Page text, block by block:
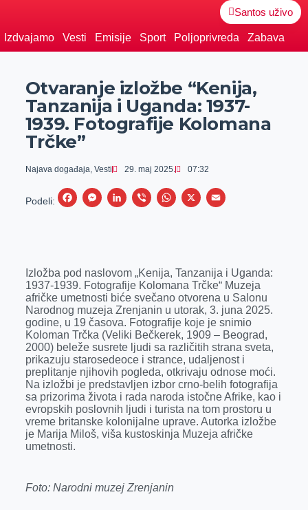
Santos uživo
Izdvajamo Vesti Emisije Sport Poljoprivreda Zabava
Otvaranje izložbe “Kenija,
Tanzanija i Uganda: 1937-
1939. Fotografije Kolomana
Trčke”
Najava događaja, Vesti 29. maj 2025. 07:32
Podeli:
F
b
o
o
k
M
e
n
g
e
r
L
e
d
I
n
V
r
W
s
A
p
p
X
E
l
Izložba pod naslovom „Kenija, Tanzanija i Uganda:
1937-1939. Fotografije Kolomana Trčke“ Muzeja
afričke umetnosti biće svečano otvorena u Salonu
Narodnog muzeja Zrenjanin u utorak, 3. juna 2025.
godine, u 19 časova. Fotografije koje je snimio
Koloman Trčka (Veliki Bečkerek, 1909 – Beograd,
2000) beleže susrete ljudi sa različitih strana sveta,
prikazuju starosedeoce i strance, udaljenost i
preplitanje njihovih pogleda, otkrivaju odnose moći.
Na izložbi je predstavljen izbor crno-belih fotografija
sa prizorima života i rada naroda istočne Afrike, kao i
evropskih poslovnih ljudi i turista na tom prostoru u
vreme britanske kolonijalne uprave. Autorka izložbe
je Marija Miloš, viša kustoskinja Muzeja afričke
umetnosti.
Foto: Narodni muzej Zrenjanin